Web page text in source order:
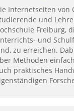
Internetseiten von
und
Freiburg,
und
zu erreichen.
Methoden
praktisches